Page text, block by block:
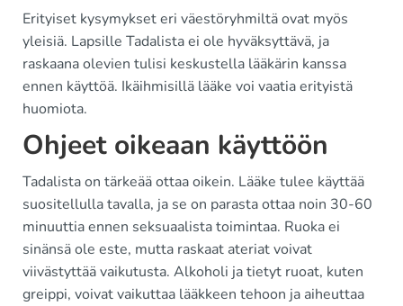
Erityiset kysymykset eri väestöryhmiltä ovat myös
yleisiä. Lapsille Tadalista ei ole hyväksyttävä, ja
raskaana olevien tulisi keskustella lääkärin kanssa
ennen käyttöä. Ikäihmisillä lääke voi vaatia erityistä
huomiota.
Ohjeet oikeaan käyttöön
Tadalista on tärkeää ottaa oikein. Lääke tulee käyttää
suositellulla tavalla, ja se on parasta ottaa noin 30-60
minuuttia ennen seksuaalista toimintaa. Ruoka ei
sinänsä ole este, mutta raskaat ateriat voivat
viivästyttää vaikutusta. Alkoholi ja tietyt ruoat, kuten
greippi, voivat vaikuttaa lääkkeen tehoon ja aiheuttaa